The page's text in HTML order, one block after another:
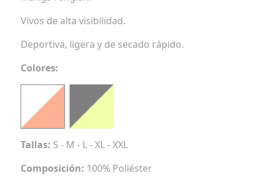
Vivos de alta visibilidad.
Deportiva, ligera y de secado rápido.
Colores:
Tallas: S - M - L - XL - XXL
Composición: 100% Poliéster